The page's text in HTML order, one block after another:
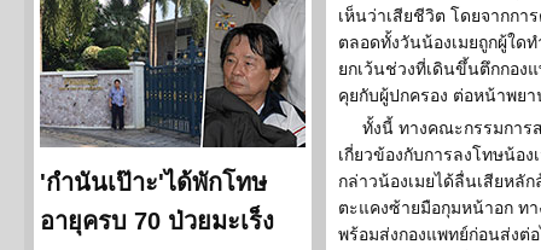
'กำนันเป๊าะ'ได้พักโทษ
อายุครบ 70 ป่วยมะเร็ง
เห็นว่าเสียชีวิต โดยจากกา
ตลอดทั้งวันน้องเมยถูกผู้ใด
ยกเว้นช่วงที่เดินขึ้นตึกกอง
คุยกับผู้ปกครอง ต่อหน้าพย
ทั้งนี้ ทางคณะกรรมการ
เกี่ยวข้องกับการลงโทษน้อ
กล่าวน้องเมยได้ลื่นเสียหลั
ตะแคงซ้ายมือกุมหน้าอก ท
พร้อมส่งกองแพทย์ก่อนส่งต่